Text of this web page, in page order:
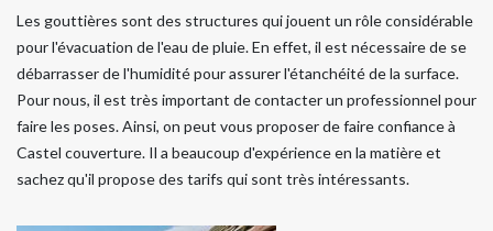
Les gouttières sont des structures qui jouent un rôle considérable
pour l'évacuation de l'eau de pluie. En effet, il est nécessaire de se
débarrasser de l'humidité pour assurer l'étanchéité de la surface.
Pour nous, il est très important de contacter un professionnel pour
faire les poses. Ainsi, on peut vous proposer de faire confiance à
Castel couverture. Il a beaucoup d'expérience en la matière et
sachez qu'il propose des tarifs qui sont très intéressants.